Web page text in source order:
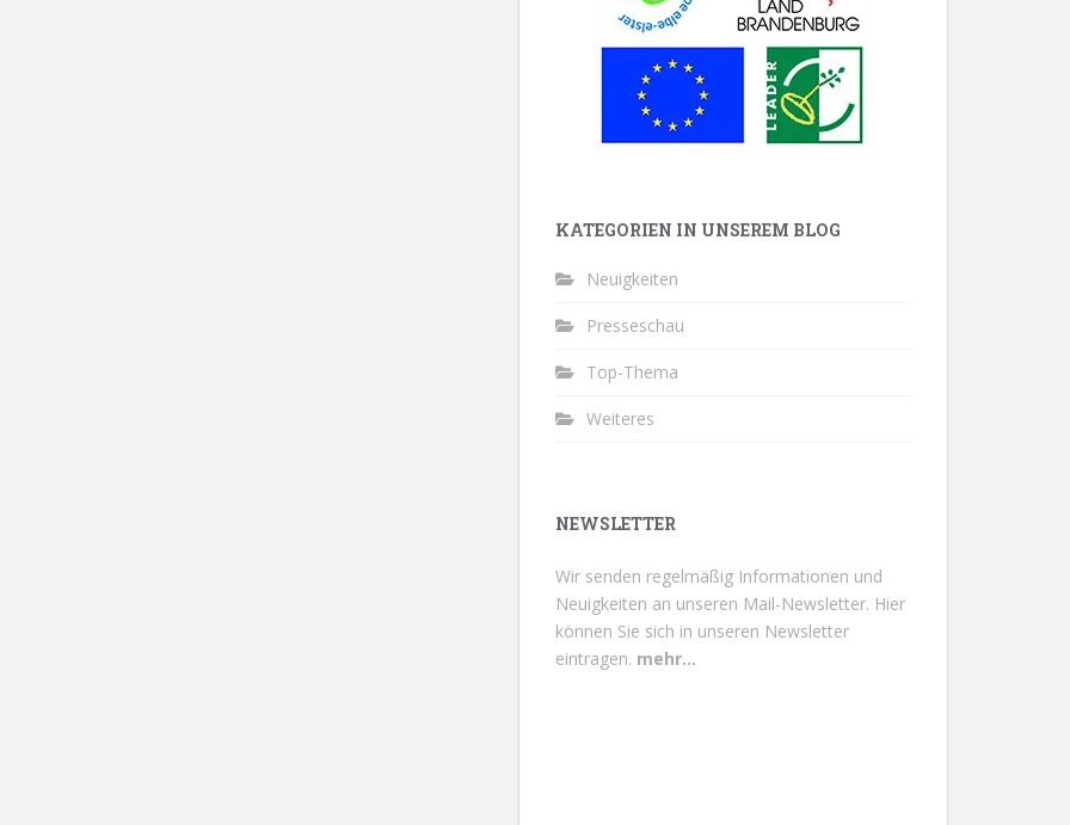
KATEGORIEN IN UNSEREM BLOG
Neuigkeiten
Presseschau
Top-Thema
Weiteres
NEWSLETTER
Wir senden regelmäßig Informationen und
Neuigkeiten an unseren Mail-Newsletter. Hier
können Sie sich in unseren Newsletter
eintragen. mehr...